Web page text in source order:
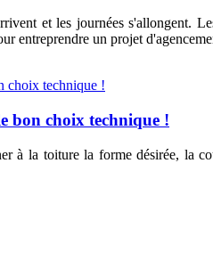
et les journées s'allongent.
entreprendre un projet
bon choix technique !
à la toiture la forme désirée, la